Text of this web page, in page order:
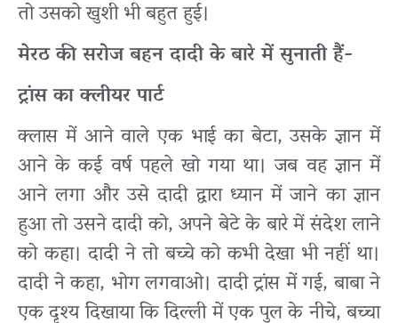
तो उसको खुशी भी बहुत हुई।
मेरठ की सरोज बहन दादी के बारे में सुनाती हैं-
ट्रांस का क्लीयर पार्ट
क्लास में आने वाले एक भाई का बेटा, उसके ज्ञान में
आने के कई वर्ष पहले खो गया था। जब वह ज्ञान में
आने लगा और उसे दादी द्वारा ध्यान में जाने का ज्ञान
हुआ तो उसने दादी को, अपने बेटे के बारे में संदेश लाने
को कहा। दादी ने तो बच्चे को कभी देखा भी नहीं था।
दादी ने कहा, भोग लगवाओ। दादी ट्रांस में गई, बाबा ने
एक दृश्य दिखाया कि दिल्ली में एक पुल के नीचे, बच्चा